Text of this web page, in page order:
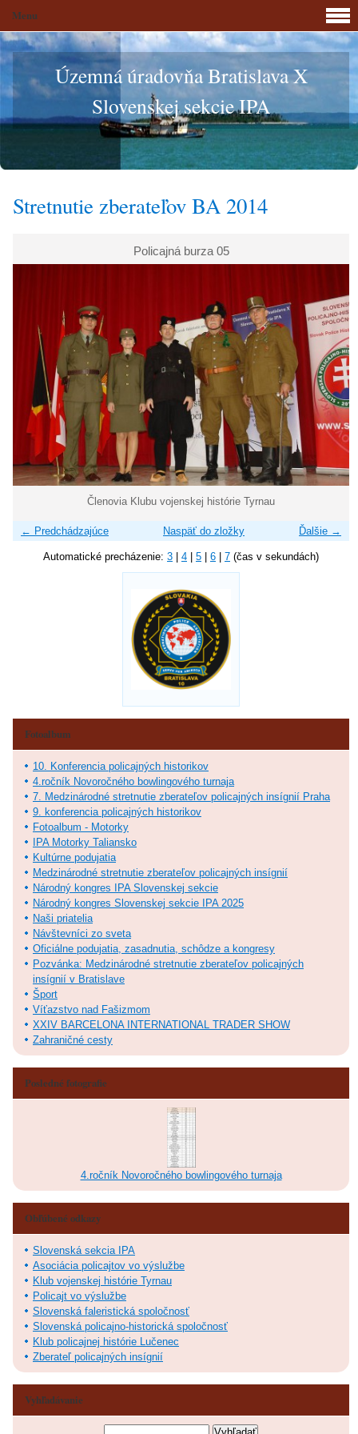
Územná úradovňa Bratislava X
Slovenskej sekcie IPA
Stretnutie zberateľov BA 2014
Policajná burza 05
Členovia Klubu vojenskej histórie Tyrnau
← Predchádzajúce Ďalšie →
Naspäť do zložky
Automatické precházenie: 3 4 5 6 7 (čas v sekundách)
Menu
Fotoalbum
10. Konferencia policajných historikov
4.ročník Novoročného bowlingového turnaja
7. Medzinárodné stretnutie zberateľov policajných insígnií Praha
9. konferencia policajných historikov
Fotoalbum - Motorky
IPA Motorky Taliansko
Kultúrne podujatia
Medzinárodné stretnutie zberateľov policajných insígnií
Národný kongres IPA Slovenskej sekcie
Národný kongres Slovenskej sekcie IPA 2025
Naši priatelia
Návštevníci zo sveta
Oficiálne podujatia, zasadnutia, schôdze a kongresy
Pozvánka: Medzinárodné stretnutie zberateľov policajných
insígnií v Bratislave
Šport
Víťazstvo nad Fašizmom
XXIV BARCELONA INTERNATIONAL TRADER SHOW
Zahraničné cesty
Posledné fotografie
4.ročník Novoročného bowlingového turnaja
Obľúbené odkazy
Slovenská sekcia IPA
Asociácia policajtov vo výslužbe
Klub vojenskej histórie Tyrnau
Policajt vo výslužbe
Slovenská faleristická spoločnosť
Slovenská policajno-historická spoločnosť
Klub policajnej histórie Lučenec
Zberateľ policajných insígnií
Vyhľadávanie